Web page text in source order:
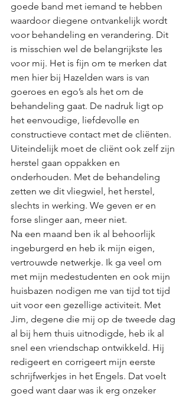
goede band met iemand te hebben
waardoor diegene ontvankelijk wordt
voor behandeling en verandering. Dit
is misschien wel de belangrijkste les
voor mij. Het is fijn om te merken dat
men hier bij Hazelden wars is van
goeroes en ego’s als het om de
behandeling gaat. De nadruk ligt op
het eenvoudige, liefdevolle en
constructieve contact met de cliënten.
Uiteindelijk moet de cliënt ook zelf zijn
herstel gaan oppakken en
onderhouden. Met de behandeling
zetten we dit vliegwiel, het herstel,
slechts in werking. We geven er en
forse slinger aan, meer niet.
Na een maand ben ik al behoorlijk
ingeburgerd en heb ik mijn eigen,
vertrouwde netwerkje. Ik ga veel om
met mijn medestudenten en ook mijn
huisbazen nodigen me van tijd tot tijd
uit voor een gezellige activiteit. Met
Jim, degene die mij op de tweede dag
al bij hem thuis uitnodigde, heb ik al
snel een vriendschap ontwikkeld. Hij
redigeert en corrigeert mijn eerste
schrijfwerkjes in het Engels. Dat voelt
goed want daar was ik erg onzeker